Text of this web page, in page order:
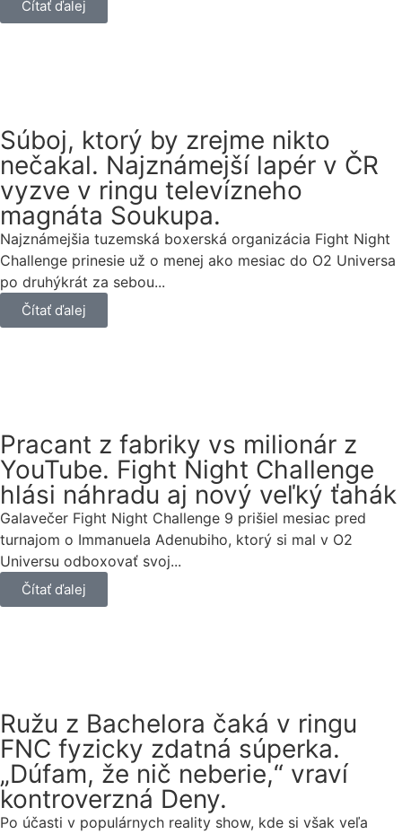
Čítať ďalej
Súboj, ktorý by zrejme nikto
nečakal. Najznámejší lapér v ČR
vyzve v ringu televízneho
magnáta Soukupa.
Najznámejšia tuzemská boxerská organizácia Fight Night
Challenge prinesie už o menej ako mesiac do O2 Universa
po druhýkrát za sebou...
Čítať ďalej
Pracant z fabriky vs milionár z
YouTube. Fight Night Challenge
hlási náhradu aj nový veľký ťahák
Galavečer Fight Night Challenge 9 prišiel mesiac pred
turnajom o Immanuela Adenubiho, ktorý si mal v O2
Universu odboxovať svoj...
Čítať ďalej
Ružu z Bachelora čaká v ringu
FNC fyzicky zdatná súperka.
„Dúfam, že nič neberie,“ vraví
kontroverzná Deny.
Po účasti v populárnych reality show, kde si však veľa